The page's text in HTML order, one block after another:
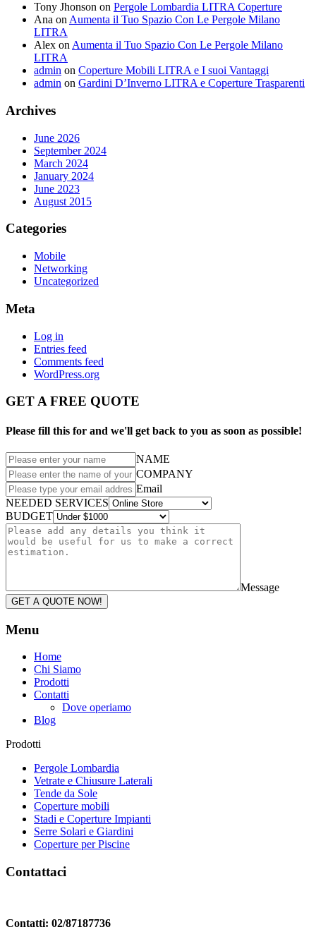
Tony Jhonson on Pergole Lombardia LITRA Coperture
Ana on Aumenta il Tuo Spazio Con Le Pergole Milano
LITRA
Alex on Aumenta il Tuo Spazio Con Le Pergole Milano
LITRA
admin on Coperture Mobili LITRA e I suoi Vantaggi
admin on Gardini D’Inverno LITRA e Coperture Trasparenti
Archives
June 2026
September 2024
March 2024
January 2024
June 2023
August 2015
Categories
Mobile
Networking
Uncategorized
Meta
Log in
Entries feed
Comments feed
WordPress.org
GET A FREE QUOTE
Please fill this for and we'll get back to you as soon as possible!
NAME
COMPANY
Email
NEEDED SERVICES
BUDGET
Message
GET A QUOTE NOW!
Menu
Home
Chi Siamo
Prodotti
Contatti
Dove operiamo
Blog
Prodotti
Pergole Lombardia
Vetrate e Chiusure Laterali
Tende da Sole
Coperture mobili
Stadi e Coperture Impianti
Serre Solari e Giardini
Coperture per Piscine
Contattaci
Contatti: 02/87187736